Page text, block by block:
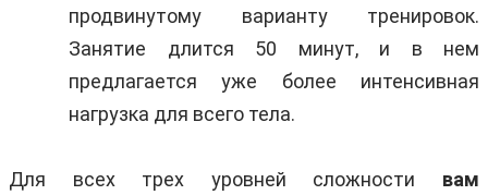
продвинутому варианту тренировок.
Занятие длится 50 минут, и в нем
предлагается уже более интенсивная
нагрузка для всего тела.
Для всех трех уровней сложности вам